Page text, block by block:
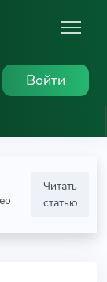
Войти
Читать
статью